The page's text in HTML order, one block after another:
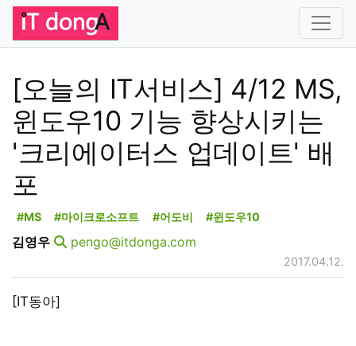
[오늘의 IT서비스] 4/12 MS,
윈도우10 기능 향상시키는
'크리에이터스 업데이트' 배
포
#MS #마이크로소프트 #어도비 #윈도우10
김영우 pengo@itdonga.com
2017.04.12.
[IT동아]